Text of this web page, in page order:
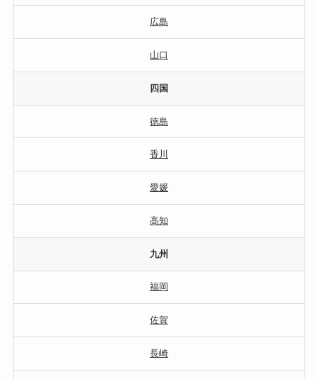
広島
山口
四国
徳島
香川
愛媛
高知
九州
福岡
佐賀
長崎